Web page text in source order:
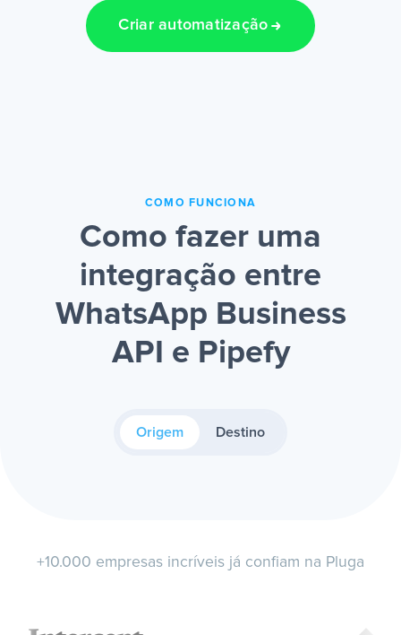
Criar automatização
COMO FUNCIONA
Como fazer uma
integração entre
WhatsApp Business
API e Pipefy
Origem Destino
+10.000 empresas incríveis já confiam na Pluga